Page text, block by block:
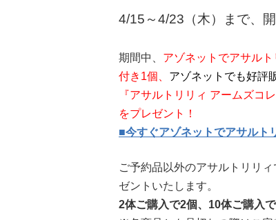
4/15～4/23（木）まで、開
期間中、 アゾネットでアサル
付き1個、 アゾネットでも好評
『アサルトリリィ アームズコ
をプレゼント！
■今すぐアゾネットでアサルト
ご予約品以外のアサルトリリ
ゼントいたします。
2体ご購入で2個、10体ご購入